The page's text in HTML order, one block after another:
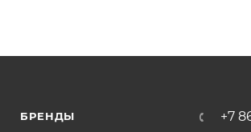
БРЕНДЫ +7